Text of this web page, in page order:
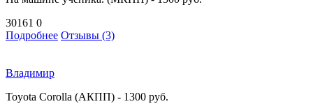
30161 0
Подробнее Отзывы (3)
Владимир
Toyota Corolla (АКПП) - 1300 руб.